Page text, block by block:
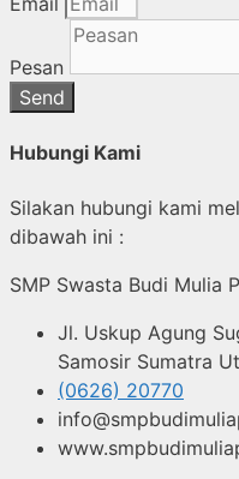
Pesan
Send
Hubungi Kami
Silakan hubungi kami
dibawah ini :
SMP Swasta Budi Mulia
Jl. Uskup Agung
Samosir Sumatra
(0626) 20770